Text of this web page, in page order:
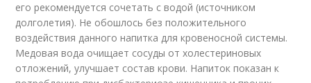
его рекомендуется сочетать с водой (источником
долголетия). Не обошлось без положительного
воздействия данного напитка для кровеносной системы.
Медовая вода очищает сосуды от холестериновых
отложений, улучшает состав крови. Напиток показан к